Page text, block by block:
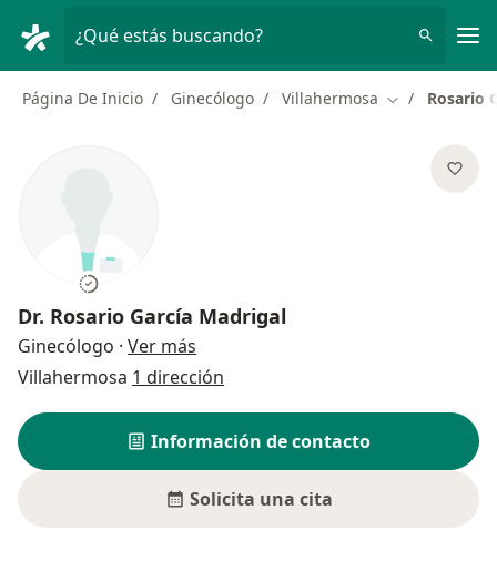
¿Qué estás buscando?
Página De Inicio Ginecólogo Villahermosa Cambiar de
Rosario
Dr. Rosario García Madrigal
Ginecólogo · Ver más
Villahermosa 1 dirección
Información de contacto
Solicita una cita